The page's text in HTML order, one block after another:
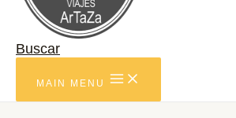
Buscar
MAIN MENU